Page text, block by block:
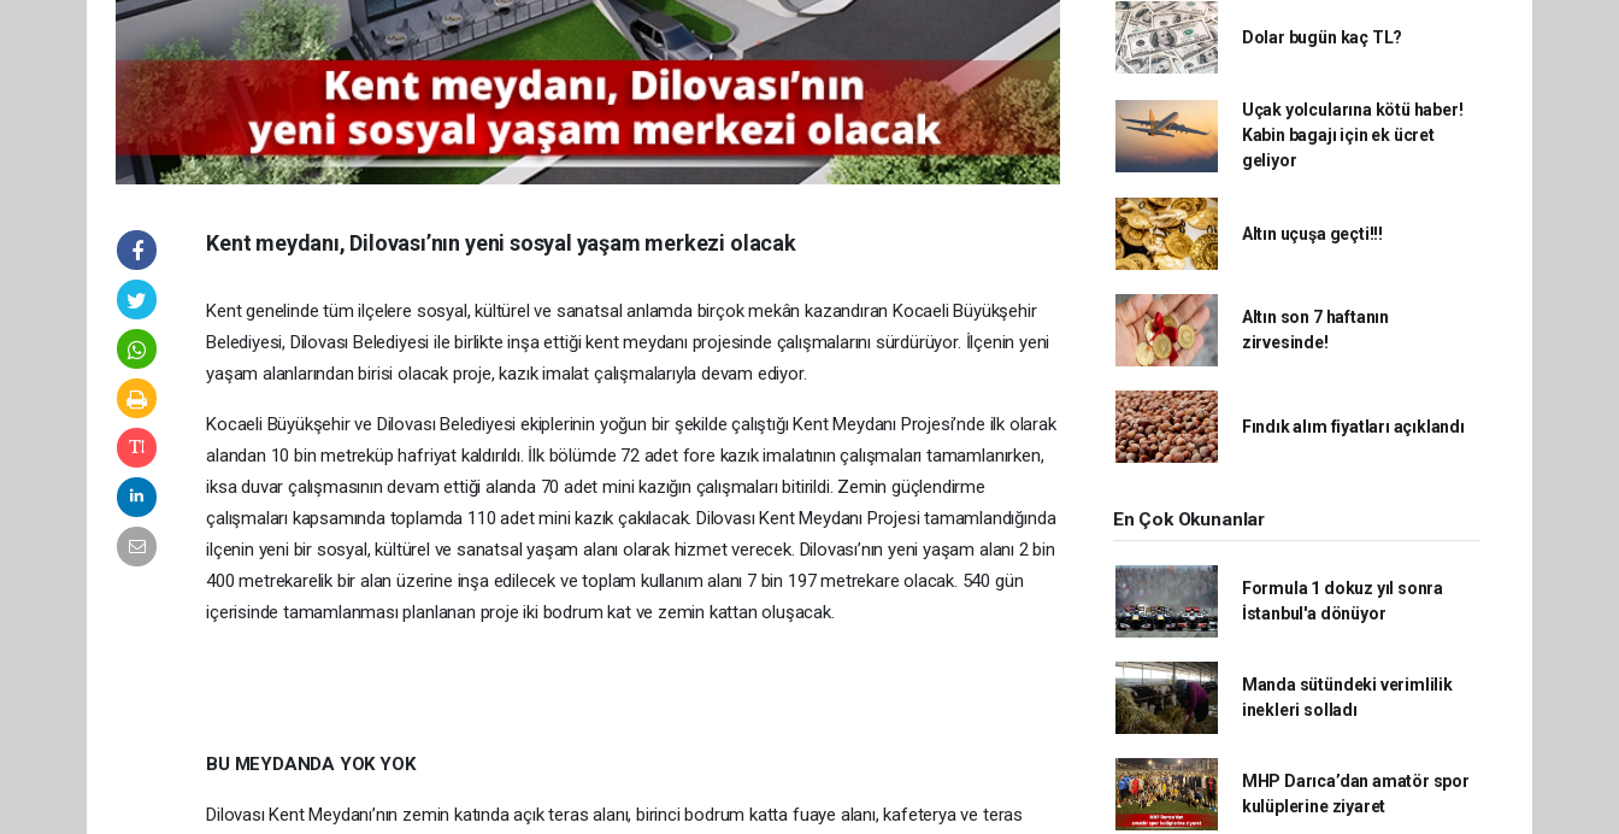
Kent meydanı, Dilovası’nın yeni sosyal yaşam merkezi olacak
Kent genelinde tüm ilçelere sosyal, kültürel ve sanatsal anlamda birçok mekân kazandıran Kocaeli Büyükşehir
Belediyesi, Dilovası Belediyesi ile birlikte inşa ettiği kent meydanı projesinde çalışmalarını sürdürüyor. İlçenin yeni
yaşam alanlarından birisi olacak proje, kazık imalat çalışmalarıyla devam ediyor.
Kocaeli Büyükşehir ve Dilovası Belediyesi ekiplerinin yoğun bir şekilde çalıştığı Kent Meydanı Projesi’nde ilk olarak
alandan 10 bin metreküp hafriyat kaldırıldı. İlk bölümde 72 adet fore kazık imalatının çalışmaları tamamlanırken,
iksa duvar çalışmasının devam ettiği alanda 70 adet mini kazığın çalışmaları bitirildi. Zemin güçlendirme
çalışmaları kapsamında toplamda 110 adet mini kazık çakılacak. Dilovası Kent Meydanı Projesi tamamlandığında
ilçenin yeni bir sosyal, kültürel ve sanatsal yaşam alanı olarak hizmet verecek. Dilovası’nın yeni yaşam alanı 2 bin
400 metrekarelik bir alan üzerine inşa edilecek ve toplam kullanım alanı 7 bin 197 metrekare olacak. 540 gün
içerisinde tamamlanması planlanan proje iki bodrum kat ve zemin kattan oluşacak.
BU MEYDANDA YOK YOK
Dilovası Kent Meydanı’nın zemin katında açık teras alanı, birinci bodrum katta fuaye alanı, kafeterya ve teras
Dolar bugün kaç TL?
Uçak yolcularına kötü haber!
Kabin bagajı için ek ücret
geliyor
Altın uçuşa geçti!!!
Altın son 7 haftanın
zirvesinde!
Fındık alım fiyatları açıklandı
En Çok Okunanlar
Formula 1 dokuz yıl sonra
İstanbul'a dönüyor
Manda sütündeki verimlilik
inekleri solladı
MHP Darıca’dan amatör spor
kulüplerine ziyaret